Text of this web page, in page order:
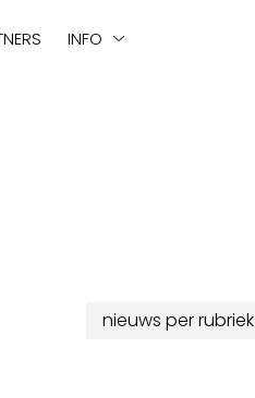
INFO
nieuws per rubriek